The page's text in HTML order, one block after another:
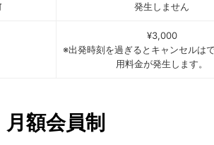
発生しません
¥3,000
※出発時刻を過ぎるとキャンセルは
用料金が発生します。
月額会員制